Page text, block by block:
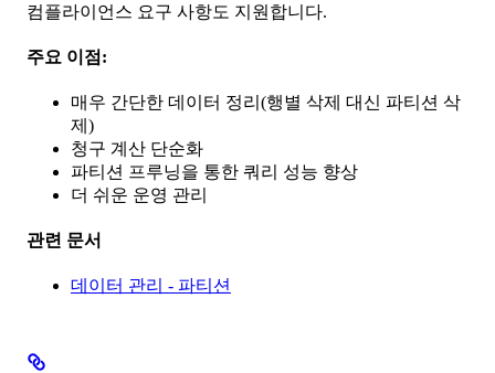
컴플라이언스 요구 사항도 지원합니다.
주요 이점:
매우 간단한 데이터 정리(행별 삭제 대신 파티션 삭
제)
청구 계산 단순화
파티션 프루닝을 통한 쿼리 성능 향상
더 쉬운 운영 관리
관련 문서
데이터 관리 - 파티션